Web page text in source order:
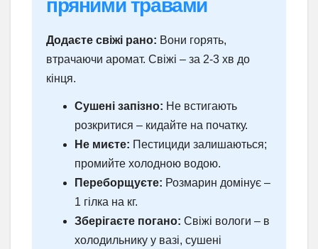
Додаєте свіжі рано: Вони горять,
втрачаючи аромат. Свіжі – за 2-3 хв до
кінця.
Сушені запізно: Не встигають
розкритися – кидайте на початку.
Не миєте: Пестициди залишаються;
промийте холодною водою.
Переборщуєте: Розмарин домінує –
1 гілка на кг.
Зберігаєте погано: Свіжі вологи – в
холодильнику у вазі, сушені